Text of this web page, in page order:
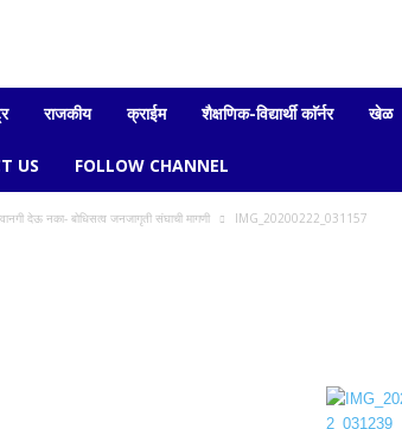
राजकीय क्राईम शैक्षणिक-विद्यार्थी काॅर्नर खेळ
US FOLLOW CHANNEL
देऊ नका- बोधिसत्व जनजागृती संघाची मागणी IMG_20200222_031157